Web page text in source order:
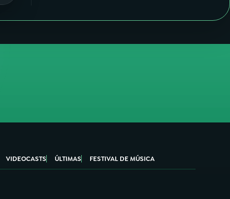
VIDEOCASTS ÚLTIMAS FESTIVAL DE MÚSICA